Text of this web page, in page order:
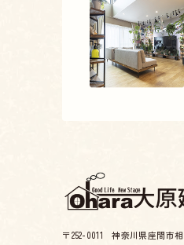
〒252-0011 神奈川県座間市